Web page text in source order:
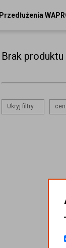
Przedłużenia
Brak produktu
Ukryj filtry